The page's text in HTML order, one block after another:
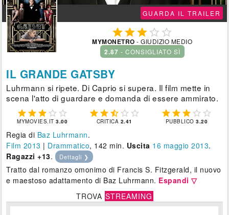
GUARDA IL TRAILER
  
MYMONETRO - GIUDIZIO MEDIO
2.87 - CONSIGLIATO SÌ
IL GRANDE GATSBY
Luhrmann si ripete. Di Caprio si supera. Il film mette in
scena l'atto di guardare e domanda di essere ammirato.
    
MYMOVIES.IT3.00
    
CRITICA 2.41
    
PUBBLICO3.20
Regia di Baz Luhrmann.
Film 2013 | Drammatico, 142 min. Uscita 16 maggio 2013.
Ragazzi +13. Dettagli ❯
Tratto dal romanzo omonimo di Francis S. Fitzgerald, il nuovo
e maestoso adattamento di Baz Luhrmann. Espandi ▽
TROVA STREAMING